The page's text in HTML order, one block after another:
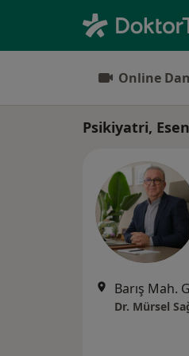
Online
Psikiyatri,
Dr. Mürsel